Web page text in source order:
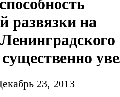
развязки на
23, 2013